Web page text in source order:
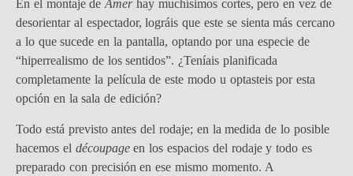
En el montaje deAmerhay muchísimos cortes, pero en vez de
desorientar al espectador, lográis que este se sienta más cercano
a lo que sucede en la pantalla, optando por una especie de
“hiperrealismo de los sentidos”. ¿Teníais planificada
completamente la película de este modo u optasteis por esta
opción en la sala de edición?
Todo está previsto antes del rodaje; en la medida de lo posible
hacemos el découpageen los espacios del rodaje y todo es
preparado con precisión en ese mismo momento. A